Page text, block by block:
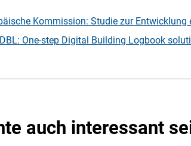
Kommission: Studie zur
One-step Digital Building Logbook
auch interessant